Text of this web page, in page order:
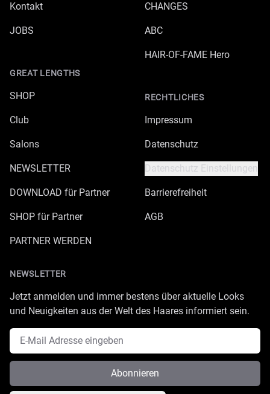
Kontakt
JOBS
GREAT LENGTHS
SHOP
Club
Salons
NEWSLETTER
DOWNLOAD für Partner
SHOP für Partner
PARTNER WERDEN
CHANGES
ABC
HAIR-OF-FAME Hero
RECHTLICHES
Impressum
Datenschutz
Datenschutz Einstellungen
Barrierefreiheit
AGB
NEWSLETTER
Jetzt anmelden und immer bestens über aktuelle Looks
und Neuigkeiten aus der Welt des Haares informiert sein.
E-Mail Adresse
Abonnieren